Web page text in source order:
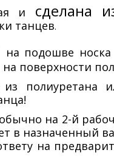
и сделана
танцев.
на подошве носка
на поверхности
полиуретана
на 2-й
в назначенный
на